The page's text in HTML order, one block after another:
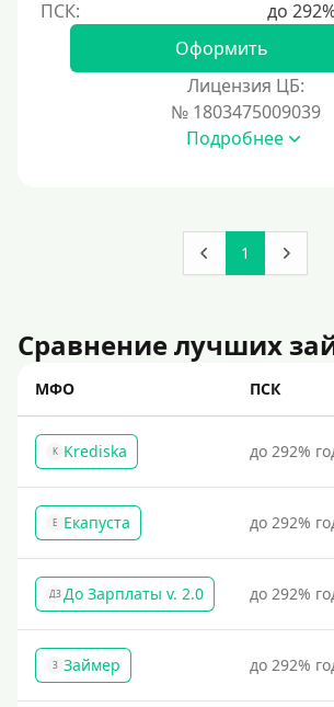
Оформить
Лицензия ЦБ:
№ 1803475009039
Подробнее
1
Сравнение лучших
МФО ПСК
K Krediska до 292%
Е Екапуста до 292%
ДЗ До Зарплаты v. 2.0 до 292%
З Займер до 292%